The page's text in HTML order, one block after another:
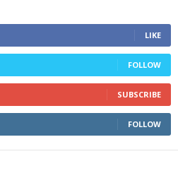
LIKE
FOLLOW
SUBSCRIBE
FOLLOW